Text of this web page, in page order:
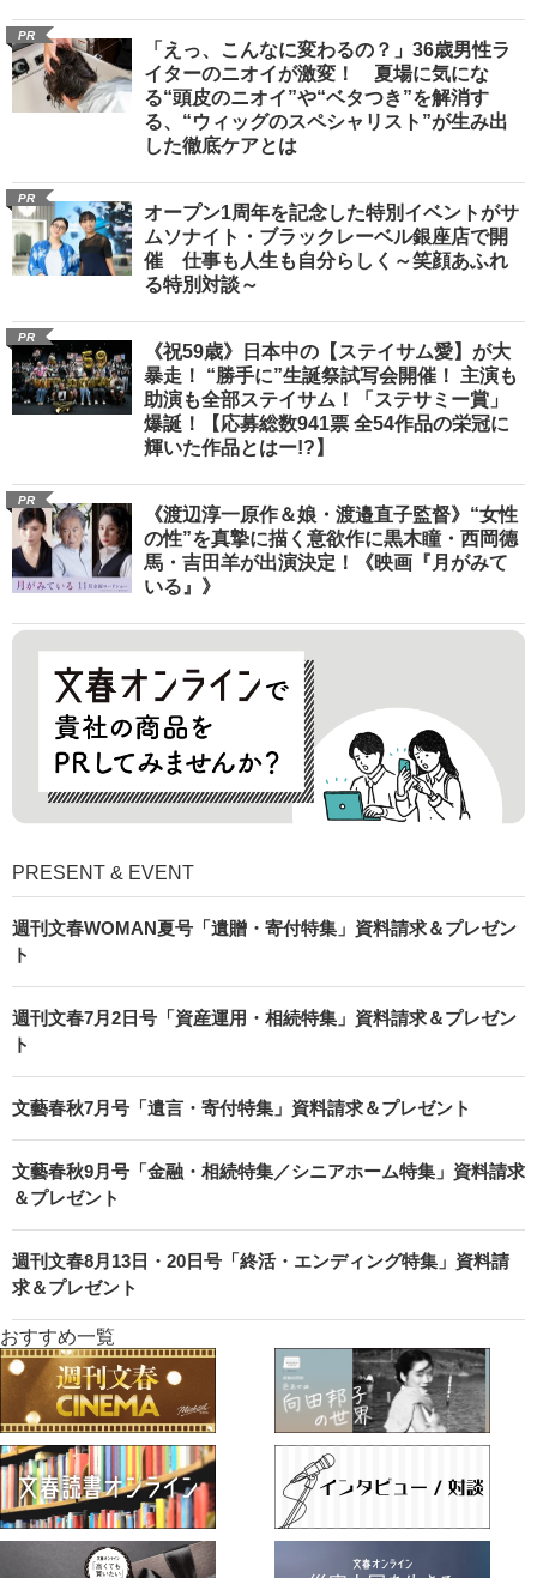
PR
「えっ、こんなに変わるの？」36歳男性ラ
イターのニオイが激変！ 夏場に気にな
る“頭皮のニオイ”や“ベタつき”を解消す
る、“ウィッグのスペシャリスト”が生み出
した徹底ケアとは
PR
オープン1周年を記念した特別イベントがサ
ムソナイト・ブラックレーベル銀座店で開
催 仕事も人生も自分らしく～笑顔あふれ
る特別対談～
PR
《祝59歳》日本中の【ステイサム愛】が大
暴走！ “勝手に”生誕祭試写会開催！ 主演も
助演も全部ステイサム！「ステサミー賞」
爆誕！【応募総数941票 全54作品の栄冠に
輝いた作品とはー!?】
PR
《渡辺淳一原作＆娘・渡邉直子監督》“女性
の性”を真摯に描く意欲作に黒木瞳・西岡德
馬・吉田羊が出演決定！《映画『月がみて
いる』》
PRESENT & EVENT
週刊文春WOMAN夏号「遺贈・寄付特集」資料請求＆プレゼン
ト
週刊文春7月2日号「資産運用・相続特集」資料請求＆プレゼン
ト
文藝春秋7月号「遺言・寄付特集」資料請求＆プレゼント
文藝春秋9月号「金融・相続特集／シニアホーム特集」資料請求
＆プレゼント
週刊文春8月13日・20日号「終活・エンディング特集」資料請
求＆プレゼント
おすすめ一覧